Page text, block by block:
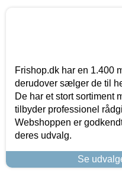
Frishop.dk har en 1.400
derudover sælger de til
De har et stort sortiment
tilbyder professionel
Webshoppen er
deres udvalg.
Se